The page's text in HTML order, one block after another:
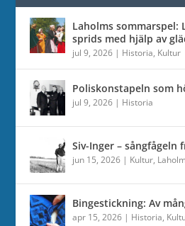
Laholms sommarspel:
sprids med hjälp av
jul 9, 2026 | Historia, Kultur
Poliskonstapeln som
jul 9, 2026 | Historia
Siv-Inger – sångfågeln
jun 15, 2026 | Kultur,
Bingestickning: Av
apr 15, 2026 | Historia,